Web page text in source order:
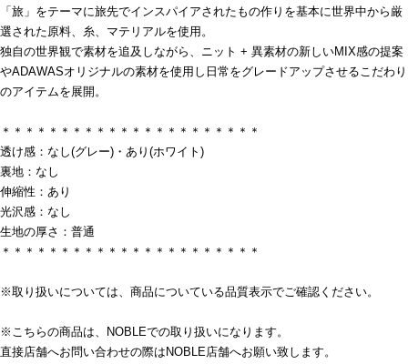
「旅」をテーマに旅先でインスパイアされたもの作りを基本に世界中から厳
選された原料、糸、マテリアルを使用。
独自の世界観で素材を追及しながら、ニット + 異素材の新しいMIX感の提案
やADAWASオリジナルの素材を使用し日常をグレードアップさせるこだわり
のアイテムを展開。
＊＊＊＊＊＊＊＊＊＊＊＊＊＊＊＊＊＊＊＊＊＊
透け感：なし(グレー)・あり(ホワイト)
裏地：なし
伸縮性：あり
光沢感：なし
生地の厚さ：普通
＊＊＊＊＊＊＊＊＊＊＊＊＊＊＊＊＊＊＊＊＊＊
※取り扱いについては、商品についている品質表示でご確認ください。
※こちらの商品は、NOBLEでの取り扱いになります。
直接店舗へお問い合わせの際はNOBLE店舗へお願い致します。